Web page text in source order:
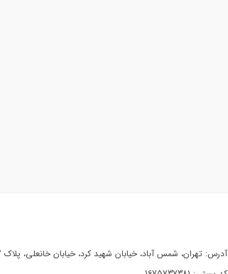
آدرس: تهران، شمس آباد، خیابان شهید کرد، خیابان خانعلی، پلاک 87